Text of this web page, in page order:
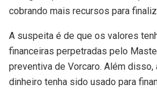
cobrando mais recursos para
A suspeita é de que os valores
financeiras perpetradas pelo
preventiva de Vorcaro. Além disso,
dinheiro tenha sido usado para